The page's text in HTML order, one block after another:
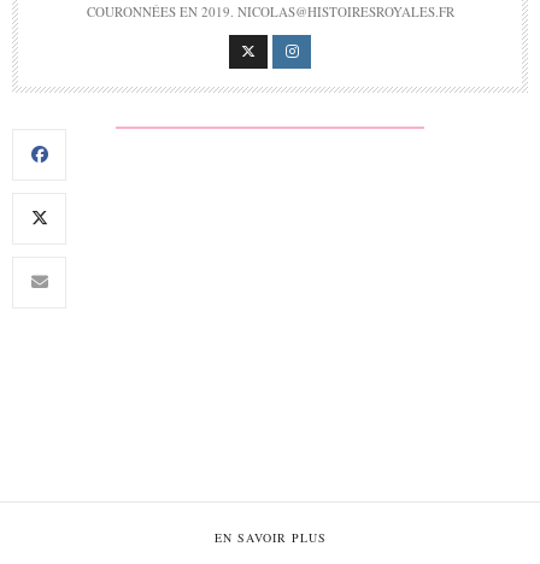
COURONNÉES EN 2019. NICOLAS@HISTOIRESROYALES.FR
EN SAVOIR PLUS